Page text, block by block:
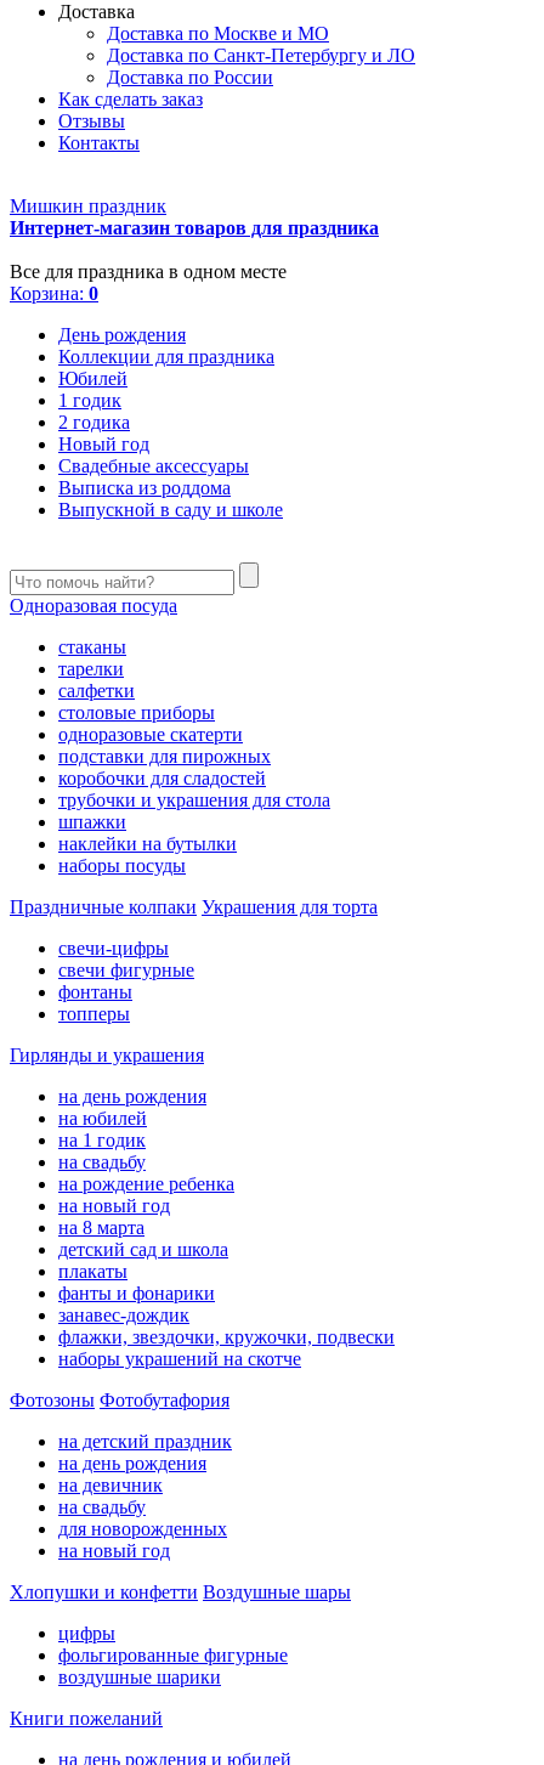
Доставка
Доставка по Москве и МО
Доставка по Санкт-Петербургу и ЛО
Доставка по России
Как сделать заказ
Отзывы
Контакты
Мишкин праздник
Интернет-магазин товаров для праздника
Все для праздника в одном месте
Корзина: 0
День рождения
Коллекции для праздника
Юбилей
1 годик
2 годика
Новый год
Свадебные аксессуары
Выписка из роддома
Выпускной в саду и школе
Одноразовая посуда
стаканы
тарелки
салфетки
столовые приборы
одноразовые скатерти
подставки для пирожных
коробочки для сладостей
трубочки и украшения для стола
шпажки
наклейки на бутылки
наборы посуды
Праздничные колпаки Украшения для торта
свечи-цифры
свечи фигурные
фонтаны
топперы
Гирлянды и украшения
на день рождения
на юбилей
на 1 годик
на свадьбу
на рождение ребенка
на новый год
на 8 марта
детский сад и школа
плакаты
фанты и фонарики
занавес-дождик
флажки, звездочки, кружочки, подвески
наборы украшений на скотче
Фотозоны Фотобутафория
на детский праздник
на день рождения
на девичник
на свадьбу
для новорожденных
на новый год
Хлопушки и конфетти Воздушные шары
цифры
фольгированные фигурные
воздушные шарики
Книги пожеланий
на день рождения и юбилей